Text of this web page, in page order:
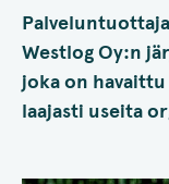
Westlog Oy:n
joka on
laajasti useita